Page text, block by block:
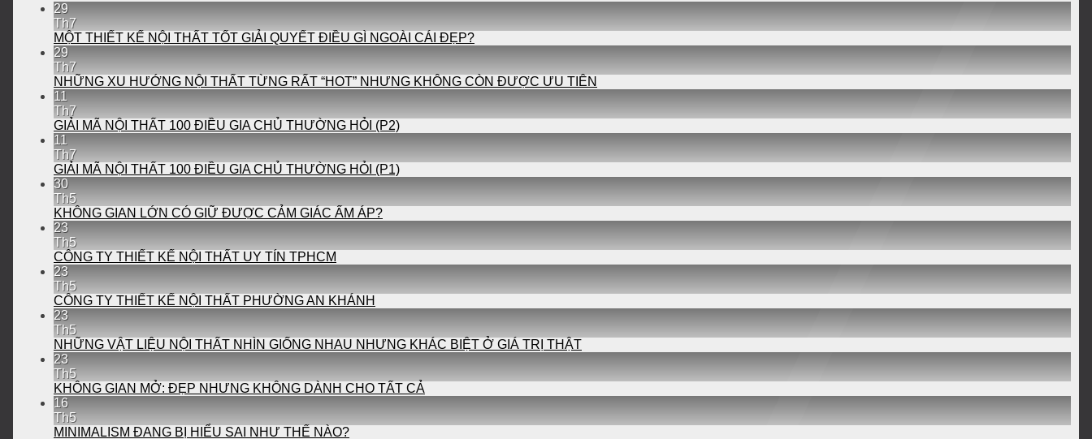
29
Th7
MỘT THIẾT KẾ NỘI THẤT TỐT GIẢI QUYẾT ĐIỀU GÌ NGOÀI CÁI ĐẸP?
29
Th7
NHỮNG XU HƯỚNG NỘI THẤT TỪNG RẤT “HOT” NHƯNG KHÔNG CÒN ĐƯỢC ƯU TIÊN
11
Th7
GIẢI MÃ NỘI THẤT 100 ĐIỀU GIA CHỦ THƯỜNG HỎI (P2)
11
Th7
GIẢI MÃ NỘI THẤT 100 ĐIỀU GIA CHỦ THƯỜNG HỎI (P1)
30
Th5
KHÔNG GIAN LỚN CÓ GIỮ ĐƯỢC CẢM GIÁC ẤM ÁP?
23
Th5
CÔNG TY THIẾT KẾ NỘI THẤT UY TÍN TPHCM
23
Th5
CÔNG TY THIẾT KẾ NỘI THẤT PHƯỜNG AN KHÁNH
23
Th5
NHỮNG VẬT LIỆU NỘI THẤT NHÌN GIỐNG NHAU NHƯNG KHÁC BIỆT Ở GIÁ TRỊ THẬT
23
Th5
KHÔNG GIAN MỞ: ĐẸP NHƯNG KHÔNG DÀNH CHO TẤT CẢ
16
Th5
MINIMALISM ĐANG BỊ HIỂU SAI NHƯ THẾ NÀO?